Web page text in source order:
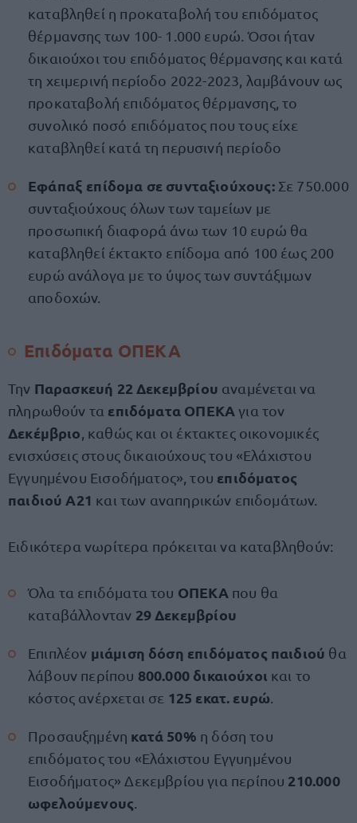
καταβληθεί η προκαταβολή του επιδόματος
θέρμανσης των 100- 1.000 ευρώ. Όσοι ήταν
δικαιούχοι του επιδόματος θέρμανσης και κατά
τη χειμερινή περίοδο 2022-2023, λαμβάνουν ως
προκαταβολή επιδόματος θέρμανσης, το
συνολικό ποσό επιδόματος που τους είχε
καταβληθεί κατά τη περυσινή περίοδο
Εφάπαξ επίδομα σε συνταξιούχους:Σε 750.000
συνταξιούχους όλων των ταμείων με
προσωπική διαφορά άνω των 10 ευρώ θα
καταβληθεί έκτακτο επίδομα από 100 έως 200
ευρώ ανάλογα με το ύψος των συντάξιμων
αποδοχών.
Επιδόματα ΟΠΕΚΑ
Την Παρασκευή 22 Δεκεμβρίου αναμένεται να
πληρωθούν τα επιδόματα ΟΠΕΚΑ για τον
Δεκέμβριο , καθώς και οι έκτακτες οικονομικές
ενισχύσεις στους δικαιούχους του «Ελάχιστου
Εγγυημένου Εισοδήματος», του επιδόματος
παιδιού Α21 και των αναπηρικών επιδομάτων.
Ειδικότερα νωρίτερα πρόκειται να καταβληθούν:
Όλα τα επιδόματα του ΟΠΕΚΑ που θα
καταβάλλονταν 29 Δεκεμβρίου
Επιπλέον μιάμιση δόση επιδόματος παιδιού θα
λάβουν περίπου 800.000 δικαιούχοι και το
κόστος ανέρχεται σε 125 εκατ. ευρώ
Προσαυξημένη κατά 50% η δόση του
επιδόματος του «Ελάχιστου Εγγυημένου
Εισοδήματος» Δεκεμβρίου για περίπου 210.000
ωφελούμενους